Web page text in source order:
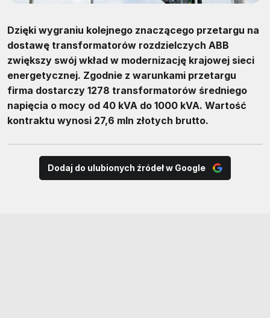
Dzięki wygraniu kolejnego znaczącego przetargu na
dostawę transformatorów rozdzielczych ABB
zwiększy swój wkład w modernizację krajowej sieci
energetycznej. Zgodnie z warunkami przetargu
firma dostarczy 1278 transformatorów średniego
napięcia o mocy od 40 kVA do 1000 kVA. Wartość
kontraktu wynosi 27,6 mln złotych brutto.
Dodaj do ulubionych źródeł w Google